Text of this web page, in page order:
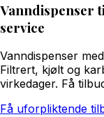
Vanndispenser
service
Vanndispenser
Filtrert, kjølt og
virkedager. Få
Få uforpliktende